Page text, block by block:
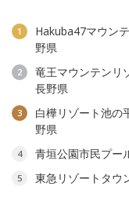
1
Hakuba47マウン
野県
2
竜王マウンテンリ
長野県
3
白樺リゾート池の
野県
4 青垣公園市民プー
5
東急リゾートタウ